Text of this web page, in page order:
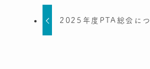
2025年度PTA総会に